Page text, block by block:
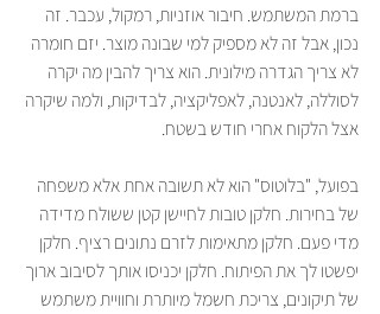
ברמת המשתמש. חיבור אוזניות, רמקול, עכבר. זה
נכון, אבל זה לא מספיק למי שבונה מוצר. יזם חומרה
לא צריך הגדרה מילונית. הוא צריך להבין מה יקרה
לסוללה, לאנטנה, לאפליקציה, לבדיקות, ולמה שיקרה
אצל הלקוח אחרי חודש בשטח.
בפועל, "בלוטוס" הוא לא תשובה אחת אלא משפחה
של בחירות. חלקן טובות לחיישן קטן ששולח מדידה
מדי פעם. חלקן מתאימות לזרם נתונים רציף. חלקן
יפשטו לך את הפיתוח. חלקן יכניסו אותך לסיבוב ארוך
של תיקונים, צריכת חשמל מיותרת וחוויית משתמש